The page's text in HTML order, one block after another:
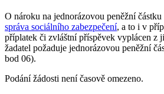
O nároku na jednorázovou peněžní
správa sociálního zabezpečení, a to i v
příplatek či zvláštní příspěvek vyplácen z
žadatel požaduje jednorázovou peněžní
bod 06).
Podání žádosti není časově omezeno.